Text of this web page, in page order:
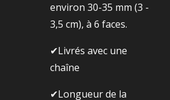
environ 30-35 mm (3 -
3,5 cm), à 6 faces.
✔Livrés avec une
chaîne
✔Longueur de la